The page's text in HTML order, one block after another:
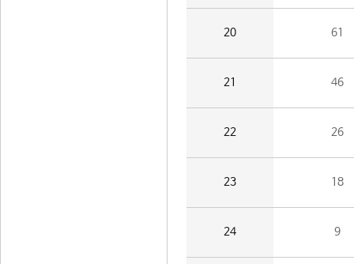
20 61
21 46
22 26
23 18
24 9